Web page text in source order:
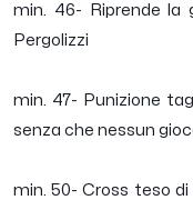
min. 46- Riprende la
Pergolizzi
min. 47- Punizione
senza che nessun
min. 50- Cross teso